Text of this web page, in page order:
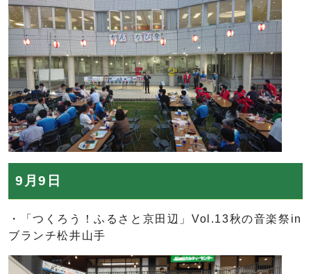
9月9日
・「つくろう！ふるさと京田辺」Vol.13秋の音楽祭in
ブランチ松井山手